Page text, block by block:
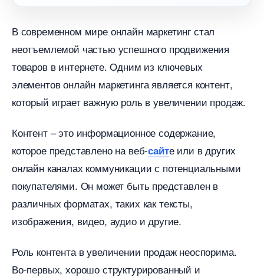
современном мире онлайн маркетинг стал
неотъемлемой частью успешного продвижения
товаров в интернете. Одним из ключевых
элементов онлайн маркетинга является контент,
который играет важную роль в увеличении продаж.
Контент – это информационное содержание,
которое представлено на веб-сайте или в других
онлайн каналах коммуникации с потенциальными
покупателями. Он может быть представлен
различных форматах, таких как тексты,
изображения, видео, аудио и другие.
Роль контента в увеличении продаж неоспорима.
о-первых, хорошо структурированный и